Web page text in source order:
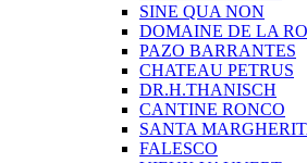
SINE QUA NON
DOMAINE DE LA
PAZO BARRANTES
CHATEAU PETRUS
DR.H.THANISCH
CANTINE RONCO
SANTA
FALESCO